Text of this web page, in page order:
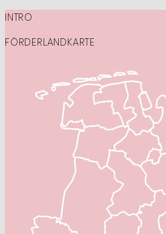
INTRO
FÖRDERLANDKARTE